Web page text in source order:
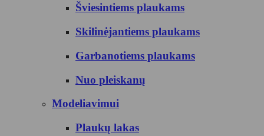
Šviesintiems plaukams
Skilinėjantiems plaukams
Garbanotiems plaukams
Nuo pleiskanų
Modeliavimui
Plaukų lakas